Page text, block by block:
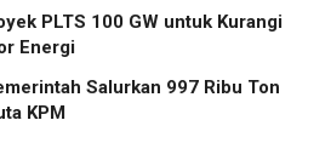
PLTS 100 GW untuk Kurangi
Energi
Salurkan 997 Ribu Ton
KPM